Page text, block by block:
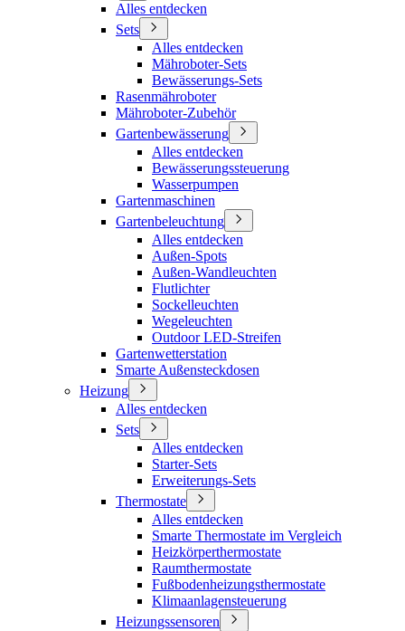
Alles entdecken
Sets
Alles entdecken
Mähroboter-Sets
Bewässerungs-Sets
Rasenmähroboter
Mähroboter-Zubehör
Gartenbewässerung
Alles entdecken
Bewässerungssteuerung
Wasserpumpen
Gartenmaschinen
Gartenbeleuchtung
Alles entdecken
Außen-Spots
Außen-Wandleuchten
Flutlichter
Sockelleuchten
Wegeleuchten
Outdoor LED-Streifen
Gartenwetterstation
Smarte Außensteckdosen
Heizung
Alles entdecken
Sets
Alles entdecken
Starter-Sets
Erweiterungs-Sets
Thermostate
Alles entdecken
Smarte Thermostate im Vergleich
Heizkörperthermostate
Raumthermostate
Fußbodenheizungsthermostate
Klimaanlagensteuerung
Heizungssensoren